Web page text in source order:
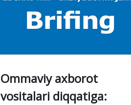
Ommaviy axborot
vositalari diqqatiga: